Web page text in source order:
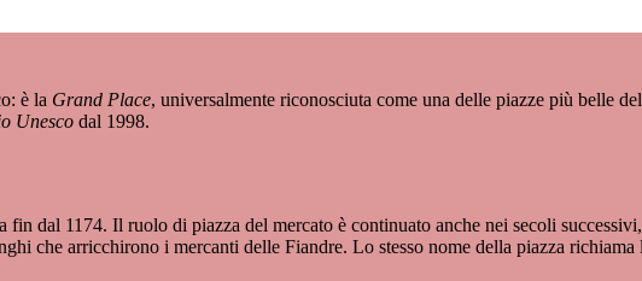
è la Grand Place, universalmente riconosciuta come una delle piazze più belle
Unesco dal 1998.
dal 1174. Il ruolo di piazza del mercato è continuato anche nei secoli
che arricchirono i mercanti delle Fiandre. Lo stesso nome della piazza richiama